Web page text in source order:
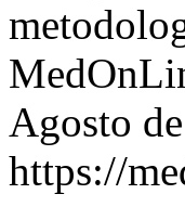
Agosto
https://